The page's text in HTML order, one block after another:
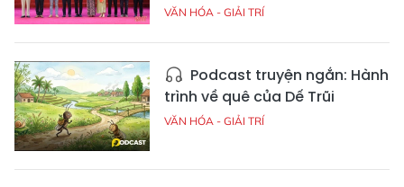
VĂN HÓA - GIẢI TRÍ
Podcast truyện ngắn: Hành
trình về quê của Dế Trũi
VĂN HÓA - GIẢI TRÍ